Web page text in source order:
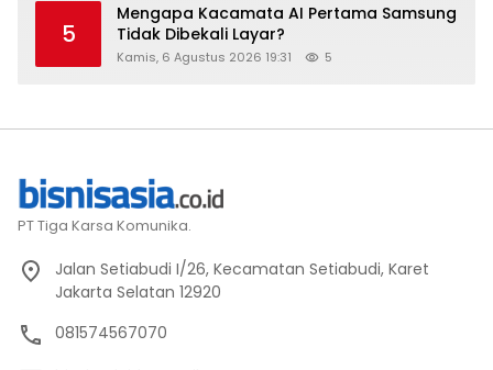
5
Mengapa Kacamata AI Pertama Samsung
Tidak Dibekali Layar?
Kamis, 6 Agustus 2026 19:31 5
PT Tiga Karsa Komunika.
Jalan Setiabudi I/26, Kecamatan Setiabudi, Karet
Jakarta Selatan 12920
081574567070